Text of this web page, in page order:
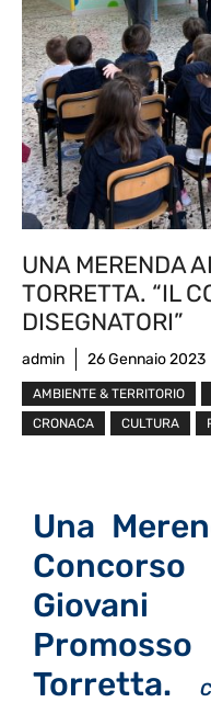
UNA MERENDA
TORRETTA. “IL
DISEGNATORI”
admin 26 Gennaio 2023
AMBIENTE & TERRITORIO
CRONACA
CULTURA
Una
Giovani
Torretta.